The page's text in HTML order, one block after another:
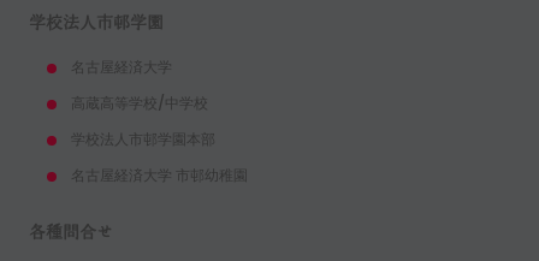
学校法人市邨学園
名古屋経済大学
高蔵高等学校/中学校
学校法人市邨学園本部
名古屋経済大学 市邨幼稚園
各種問合せ